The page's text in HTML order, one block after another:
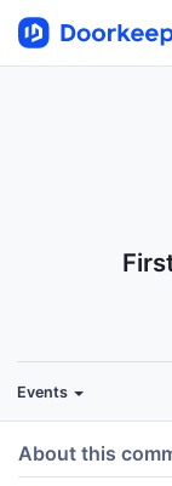
Events
About this